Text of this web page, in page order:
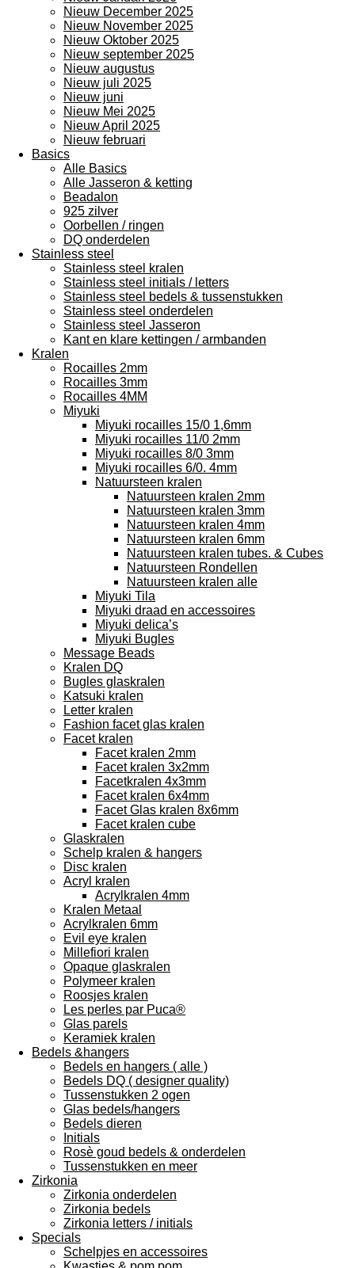
Nieuw December 2025
Nieuw November 2025
Nieuw Oktober 2025
Nieuw september 2025
Nieuw augustus
Nieuw juli 2025
Nieuw juni
Nieuw Mei 2025
Nieuw April 2025
Nieuw februari
Basics
Alle Basics
Alle Jasseron & ketting
Beadalon
925 zilver
Oorbellen / ringen
DQ onderdelen
Stainless steel
Stainless steel kralen
Stainless steel initials / letters
Stainless steel bedels & tussenstukken
Stainless steel onderdelen
Stainless steel Jasseron
Kant en klare kettingen / armbanden
Kralen
Rocailles 2mm
Rocailles 3mm
Rocailles 4MM
Miyuki
Miyuki rocailles 15/0 1,6mm
Miyuki rocailles 11/0 2mm
Miyuki rocailles 8/0 3mm
Miyuki rocailles 6/0. 4mm
Natuursteen kralen
Natuursteen kralen 2mm
Natuursteen kralen 3mm
Natuursteen kralen 4mm
Natuursteen kralen 6mm
Natuursteen kralen tubes. & Cubes
Natuursteen Rondellen
Natuursteen kralen alle
Miyuki Tila
Miyuki draad en accessoires
Miyuki delica’s
Miyuki Bugles
Message Beads
Kralen DQ
Bugles glaskralen
Katsuki kralen
Letter kralen
Fashion facet glas kralen
Facet kralen
Facet kralen 2mm
Facet kralen 3x2mm
Facetkralen 4x3mm
Facet kralen 6x4mm
Facet Glas kralen 8x6mm
Facet kralen cube
Glaskralen
Schelp kralen & hangers
Disc kralen
Acryl kralen
Acrylkralen 4mm
Kralen Metaal
Acrylkralen 6mm
Evil eye kralen
Millefiori kralen
Opaque glaskralen
Polymeer kralen
Roosjes kralen
Les perles par Puca®
Glas parels
Keramiek kralen
Bedels &hangers
Bedels en hangers ( alle )
Bedels DQ ( designer quality)
Tussenstukken 2 ogen
Glas bedels/hangers
Bedels dieren
Initials
Rosè goud bedels & onderdelen
Tussenstukken en meer
Zirkonia
Zirkonia onderdelen
Zirkonia bedels
Zirkonia letters / initials
Specials
Schelpjes en accessoires